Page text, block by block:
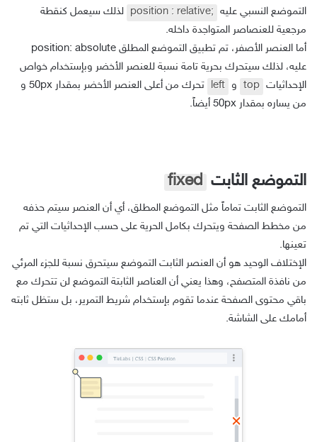
التموضع النسبي عليه position : relative;
لذلك سيعمل كنقطة
مرجعية للعنصاصر المتواجدة داخله.
أما العنصر الأصفر، تم تطبيق التموضع المطلق position: absolute
عليه، لذلك سيتحرك بحرية تامة نسبة للعنصر الأخضر وبإستخدام خواص
الإحداثيات top و left
تحرك من أعلى العنصر الأخضر بمقدار 50px و
من يساره بمقدار 50px أيضاً.
التموضع الثابت fixed
التموضع الثابت تماماً مثل التموضع المطلق، أي أن العنصر سيتم حذفه
من مخطط الصفحة ويتحرك بكامل الحرية على حسب الإحداثيات التي تم
تعينها.
الإختلاف الوحيد هو أن العنصر الثابت التموضع سيتحرق نسبة للجزء المرئي
من نافذة المتصفح، وهذا يعني أن العناصر الثابتة التموضع لن تتحرك مع
باقي محتوى الصفحة عندما تقوم بإستخدام شريط التمرير، بل ستظل ثابته
أمامك على الشاشة.